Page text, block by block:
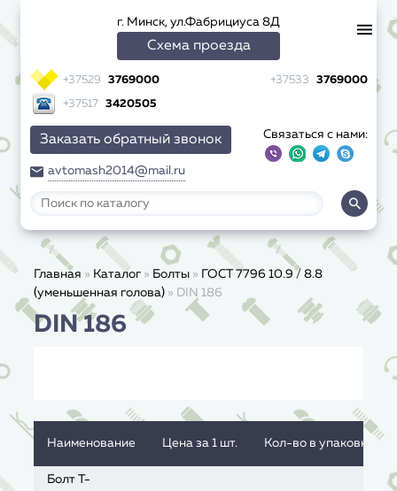
+37529 3769000 +37533 3769000
+37517 3420505
Заказать обратный звонок
avtomash2014@mail.ru
Связаться с нами:
г. Минск, ул.Фабрициуса 8Д
Схема проезда
Главная » Каталог » Болты » ГОСТ 7796 10.9 / 8.8
(уменьшенная голова) » DIN 186
DIN 186
Наименование Цена за 1 шт. Кол-во в упаковке,
Болт Т-